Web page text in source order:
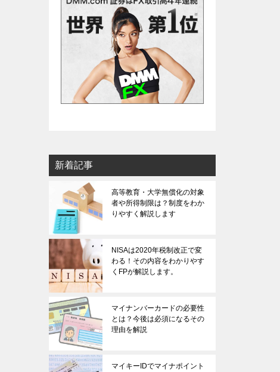
新着記事
高等教育・大学無償化の対象
者や所得制限は？制度をわか
りやすく解説します
NISAは2020年税制改正で変
わる！その内容をわかりやす
くFPが解説します。
マイナンバーカードの必要性
とは？今後は必須になるその
理由を解説
マイキーIDでマイナポイント